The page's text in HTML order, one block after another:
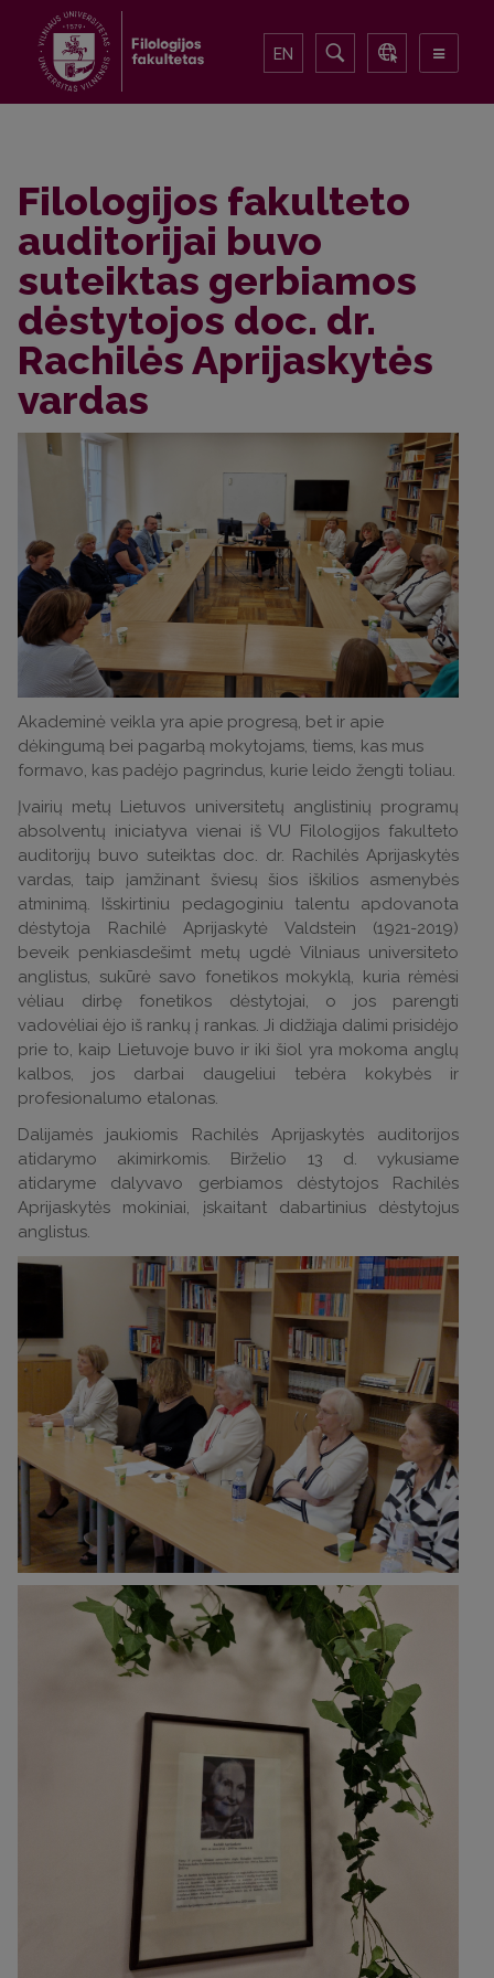
EN
Filologijos fakulteto
auditorijai buvo
suteiktas gerbiamos
dėstytojos doc. dr.
Rachilės Aprijaskytės
vardas
Akademinė veikla yra apie progresą, bet ir apie
dėkingumą bei pagarbą mokytojams, tiems, kas mus
formavo, kas padėjo pagrindus, kurie leido žengti toliau.
Įvairių metų Lietuvos universitetų anglistinių programų
absolventų iniciatyva vienai iš VU Filologijos fakulteto
auditorijų buvo suteiktas doc. dr. Rachilės Aprijaskytės
vardas, taip įamžinant šviesų šios iškilios asmenybės
atminimą. Išskirtiniu pedagoginiu talentu apdovanota
dėstytoja Rachilė Aprijaskytė Valdstein (1921-2019)
beveik penkiasdešimt metų ugdė Vilniaus universiteto
anglistus, sukūrė savo fonetikos mokyklą, kuria rėmėsi
vėliau dirbę fonetikos dėstytojai, o jos parengti
vadovėliai ėjo iš rankų į rankas. Ji didžiąja dalimi prisidėjo
prie to, kaip Lietuvoje buvo ir iki šiol yra mokoma anglų
kalbos, jos darbai daugeliui tebėra kokybės ir
profesionalumo etalonas.
Dalijamės jaukiomis Rachilės Aprijaskytės auditorijos
atidarymo akimirkomis. Birželio 13 d. vykusiame
atidaryme dalyvavo gerbiamos dėstytojos Rachilės
Aprijaskytės mokiniai, įskaitant dabartinius dėstytojus
anglistus.